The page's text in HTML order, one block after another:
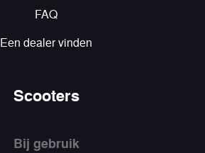
FAQ
Een dealer vinden
Scooters
Bij gebruik